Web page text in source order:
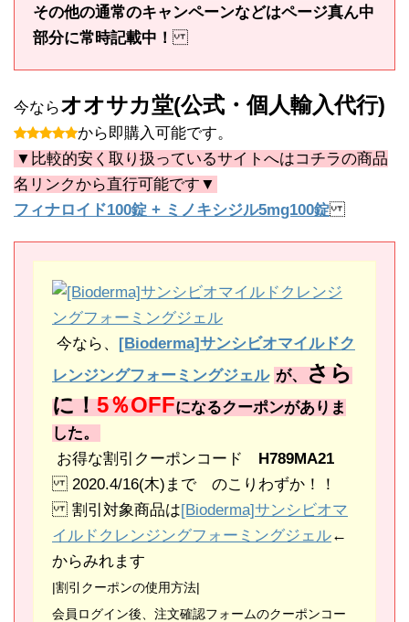
その他の通常のキャンペーンなどはページ真ん中
部分に常時記載中！
今ならオオサカ堂(公式・個人輸入代行)
から即購入可能です。
▼比較的安く取り扱っているサイトへはコチラの商品
名リンクから直行可能です▼
フィナロイド100錠 + ミノキシジル5mg100錠
今なら、 [Bioderma]サンシビオマイルドク
レンジングフォーミングジェル が、 さら
に！5％OFFになるクーポンがありま
した。
お得な割引クーポンコード H789MA21
2020.4/16(木)まで のこりわずか！！
割引対象商品は[Bioderma]サンシビオマ
イルドクレンジングフォーミングジェル←
からみれます
|割引クーポンの使用方法|
会員ログイン後、注文確認フォームのクーポンコー